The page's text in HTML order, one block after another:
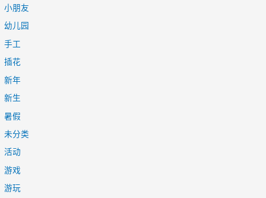
小朋友
幼儿园
手工
插花
新年
新生
暑假
未分类
活动
游戏
游玩